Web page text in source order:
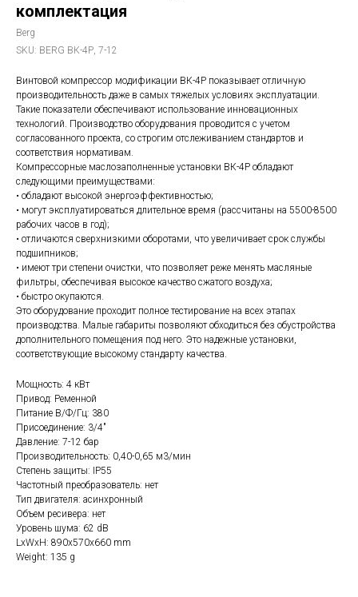
комплектация
Berg
SKU: BERG ВК-4Р, 7-12
Винтовой компрессор модификации ВК-4Р показывает отличную
производительность даже в самых тяжелых условиях эксплуатации.
Такие показатели обеспечивают использование инновационных
технологий. Производство оборудования проводится с учетом
согласованного проекта, со строгим отслеживанием стандартов и
соответствия нормативам.
Компрессорные маслозаполненные установки ВК-4Р обладают
следующими преимуществами:
• обладают высокой энергоэффективностью;
• могут эксплуатироваться длительное время (рассчитаны на 5500-8500
рабочих часов в год);
• отличаются сверхнизкими оборотами, что увеличивает срок службы
подшипников;
• имеют три степени очистки, что позволяет реже менять масляные
фильтры, обеспечивая высокое качество сжатого воздуха;
• быстро окупаются.
Это оборудование проходит полное тестирование на всех этапах
производства. Малые габариты позволяют обходиться без обустройства
дополнительного помещения под него. Это надежные установки,
соответствующие высокому стандарту качества.
Мощность: 4 кВт
Привод: Ременной
Питание В/Ф/Гц: 380
Присоединение: 3/4"
Давление: 7-12 бар
Производительность: 0,40-0,65 м3/мин
Степень защиты: IP55
Частотный преобразователь: нет
Тип двигателя: асинхронный
Объем ресивера: нет
Уровень шума: 62 dB
LxWxH: 890x570x660 mm
Weight: 135 g